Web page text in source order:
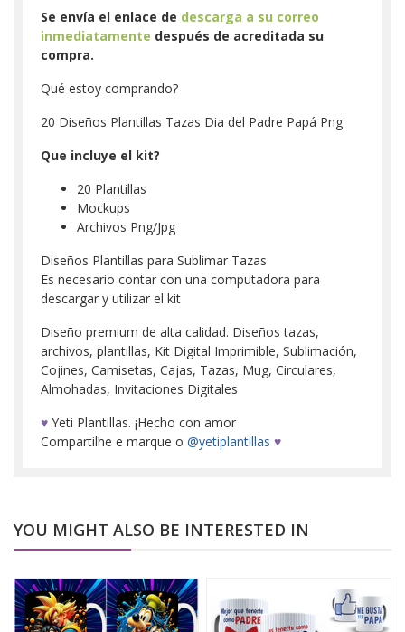
Se envía el enlace de descarga a su correo
inmediatamente después de acreditada su
compra.
Qué estoy comprando?
20 Diseños Plantillas Tazas Dia del Padre Papá Png
Que incluye el kit?
20 Plantillas
Mockups
Archivos Png/Jpg
Diseños Plantillas para Sublimar Tazas
Es necesario contar con una computadora para
descargar y utilizar el kit
Diseño premium de alta calidad. Diseños tazas,
archivos, plantillas, Kit Digital Imprimible, Sublimación,
Cojines, Camisetas, Cajas, Tazas, Mug, Circulares,
Almohadas, Invitaciones Digitales
♥ Yeti Plantillas. ¡Hecho con amor
Compartilhe e marque o @yetiplantillas ♥
YOU MIGHT ALSO BE INTERESTED IN